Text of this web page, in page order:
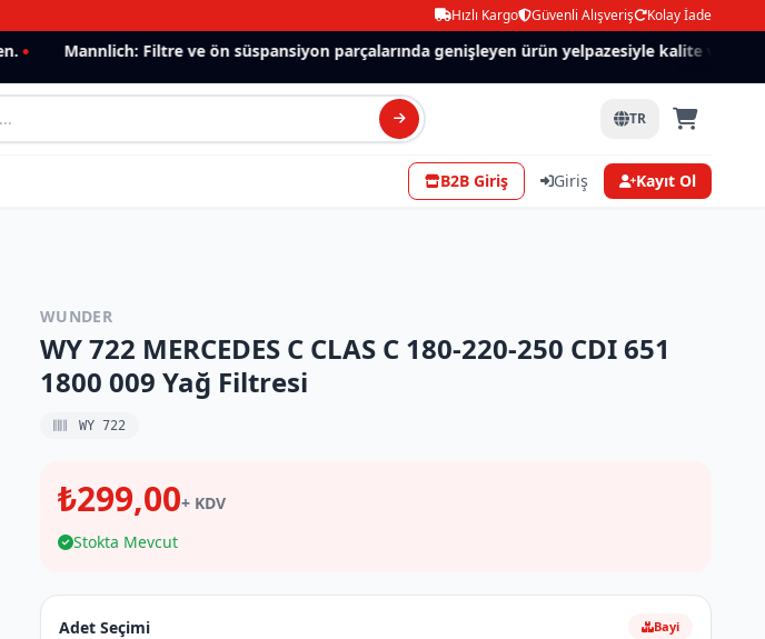
Hızlı Kargo Güvenli Alışveriş Kolay İade
Mannlich: Filtre ve ön süspansiyon parçalarında genişleyen ürün yelpazesiyle kalite ve güven.
TR
B2B Giriş Giriş Kayıt Ol
WUNDER
WY 722 MERCEDES C CLAS C 180-220-250 CDI 651
1800 009 Yağ Filtresi
WY 722
₺299,00+ KDV
Stokta Mevcut
Adet Seçimi Bayi